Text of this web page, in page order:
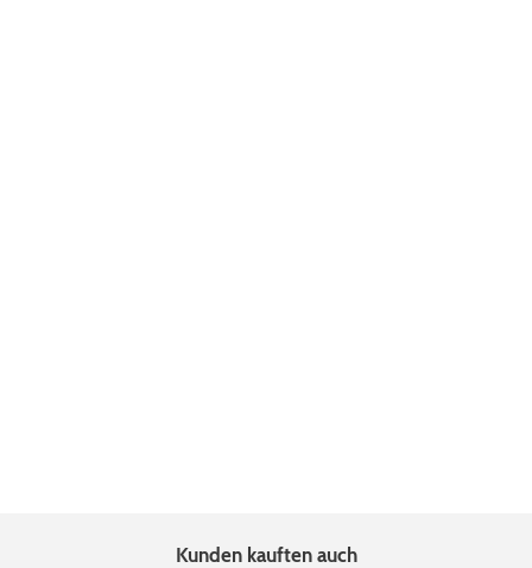
Kunden kauften auch